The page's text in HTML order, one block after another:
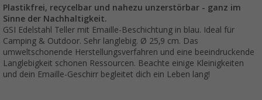
Plastikfrei, recycelbar und nahezu unzerstörbar - ganz im
Sinne der Nachhaltigkeit.
GSI Edelstahl Teller mit Emaille-Beschichtung in blau. Ideal für
Camping & Outdoor. Sehr langlebig. Ø 25,9 cm. Das
umweltschonende Herstellungsverfahren und eine beeindruckende
Langlebigkeit schonen Ressourcen. Beachte einige Kleinigkeiten
und dein Emaille-Geschirr begleitet dich ein Leben lang!